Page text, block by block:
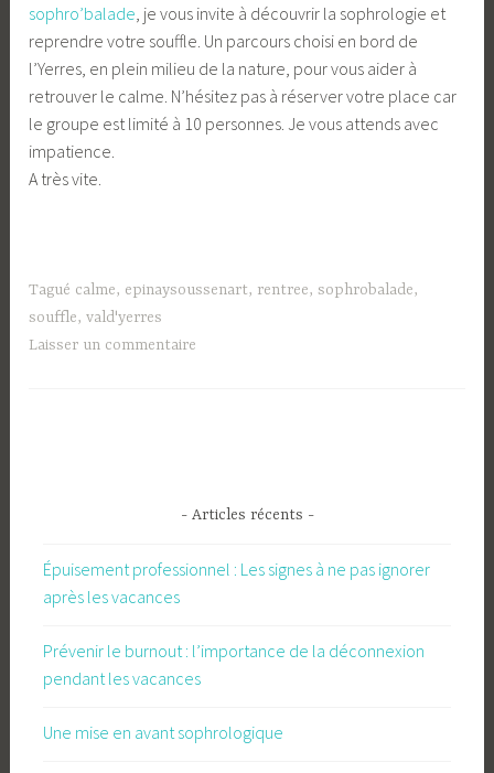
sophro’balade , je vous invite à découvrir la sophrologie et
reprendre votre souffle. Un parcours choisi en bord de
l’Yerres, en plein milieu de la nature, pour vous aider à
retrouver le calme. N’hésitez pas à réserver votre place car
le groupe est limité à 10 personnes. Je vous attends avec
impatience.
A très vite.
Tagué calme, epinaysoussenart, rentree,sophrobalade,
souffle,vald'yerres
Laisser un commentaire
- Articles récents -
Épuisement professionnel : Les signes à ne pas ignorer
après les vacances
Prévenir le burnout : l’importance de la déconnexion
pendant les vacances
Une mise en avant sophrologique